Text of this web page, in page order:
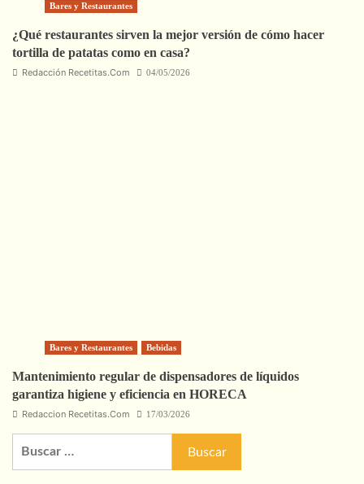
Bares y Restaurantes
¿Qué restaurantes sirven la mejor versión de cómo hacer
tortilla de patatas como en casa?
Redacción Recetitas.Com 04/05/2026
Bares y Restaurantes Bebidas
Mantenimiento regular de dispensadores de líquidos
garantiza higiene y eficiencia en HORECA
Redaccion Recetitas.Com 17/03/2026